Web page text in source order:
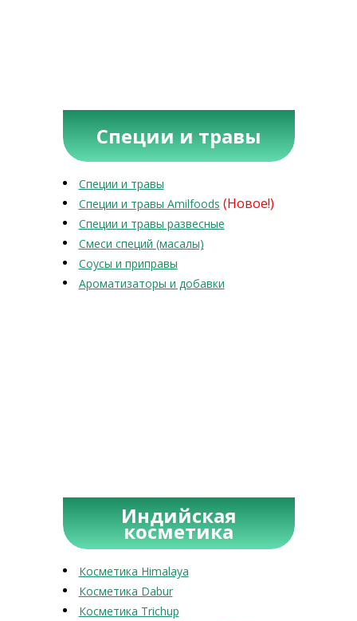
Специи и травы
Специи и травы
Специи и травы Amilfoods (Новое!)
Специи и травы развесные
Смеси специй (масалы)
Соусы и приправы
Ароматизаторы и добавки
Индийская
косметика
Косметика Himalaya
Косметика Dabur
Косметика Trichup